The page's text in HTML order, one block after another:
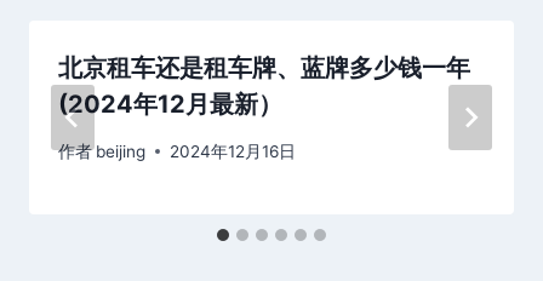
北京租车还是租车牌、蓝牌多少钱一年
(2024年12月最新）
作者 beijing 2024年12月16日